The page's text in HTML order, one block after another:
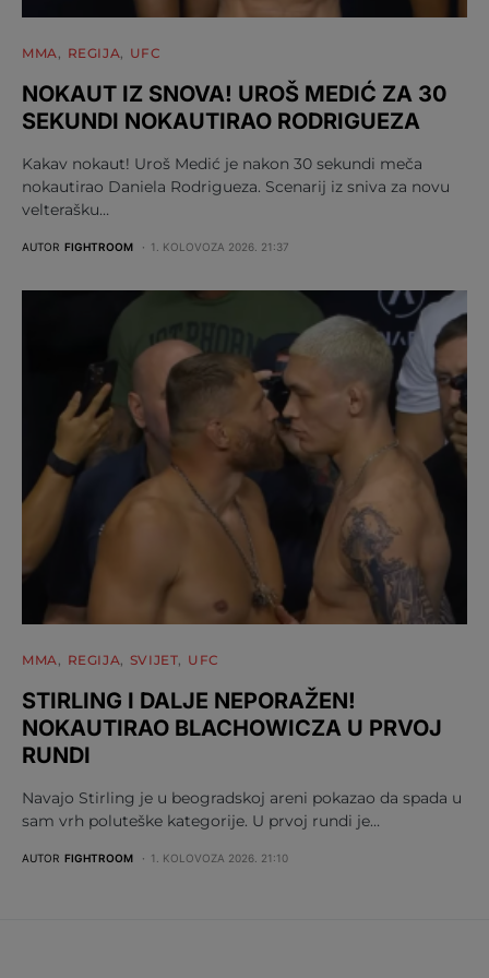
MMA REGIJA UFC
NOKAUT IZ SNOVA! UROŠ MEDIĆ ZA 30
SEKUNDI NOKAUTIRAO RODRIGUEZA
Kakav nokaut! Uroš Medić je nakon 30 sekundi meča
nokautirao Daniela Rodrigueza. Scenarij iz sniva za novu
velterašku…
AUTOR FIGHTROOM 1. KOLOVOZA 2026. 21:37
MMA REGIJA SVIJET UFC
STIRLING I DALJE NEPORAŽEN!
NOKAUTIRAO BLACHOWICZA U PRVOJ
RUNDI
Navajo Stirling je u beogradskoj areni pokazao da spada u
sam vrh poluteške kategorije. U prvoj rundi je…
AUTOR FIGHTROOM 1. KOLOVOZA 2026. 21:10